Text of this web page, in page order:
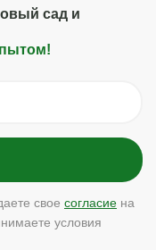
сад и
свое согласие на
условия